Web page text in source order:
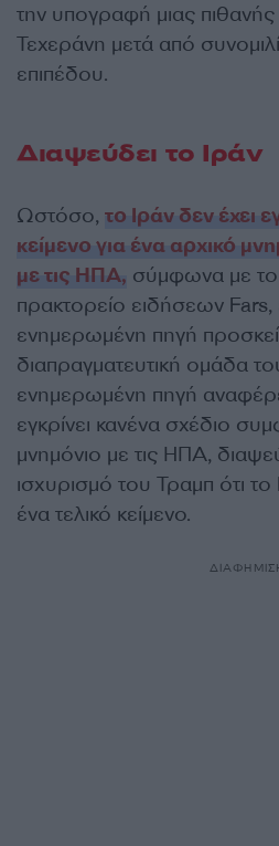
την υπογραφή μιας
Τεχεράνη μετά από
επιπέδου.
Διαψεύδει το Ιράν
Ωστόσο, το Ιράν δεν έχει
κείμενο για ένα αρχικό
με τις ΗΠΑ, σύμφωνα με το
πρακτορείο ειδήσεων Fars,
ενημερωμένη πηγή
διαπραγματευτική ομάδα
ενημερωμένη πηγή
εγκρίνει κανένα σχέδιο
μνημόνιο με τις ΗΠΑ,
ισχυρισμό του Τραμπ ότι
ένα τελικό κείμενο.